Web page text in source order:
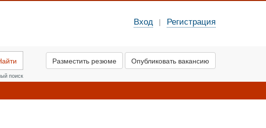
Вход | Регистрация
поиск
Разместить резюме Опубликовать вакансию